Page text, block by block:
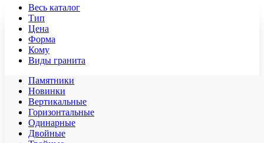
Весь каталог
Тип
Цена
Форма
Кому
Виды гранита
Памятники
Новинки
Вертикальные
Горизонтальные
Одинарные
Двойные